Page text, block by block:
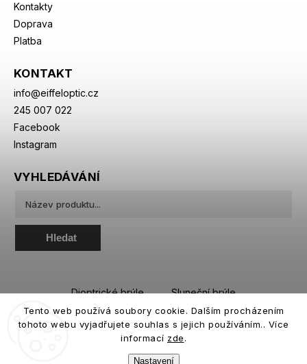
Tento web používá soubory cookie. Dalším procházením
tohoto webu vyjadřujete souhlas s jejich používáním.. Více
informací zde.
Nastavení
Kontakty
Doprava
Platba
KONTAKT
info@eiffeloptic.cz
245 007 022
Facebook
Instagram
VYHLEDÁVÁNÍ
Hledat
Dioptrické brýle
Sluneční brýle
Sportovní brýle
Kontaktní čočky
Roztoky a oční kapky